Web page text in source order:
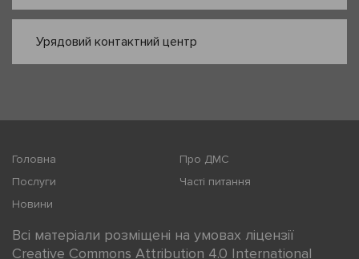
Урядовий контактний центр
Головна
Про ДМС
Послуги
Часті питання
Новини
Всі матеріали розміщені на умовах ліцензії
Creative Commons Attribution 4.0 International